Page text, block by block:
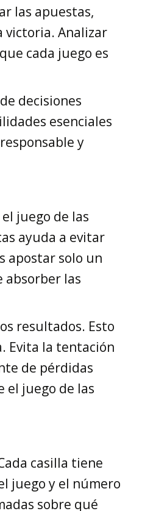
las apuestas,
victoria. Analizar
cada juego es
decisiones
esenciales
y
juego de las
ayuda a evitar
apostar solo un
absorber las
resultados. Esto
Evita la tentación
de pérdidas
el juego de las
casilla tiene
juego y el número
sobre qué